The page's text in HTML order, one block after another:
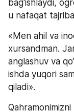
bag‘ishlaydi,
u nafaqat
«Men ahil va
xursandman.
anglashuv va
ishda yuqori
qiladi».